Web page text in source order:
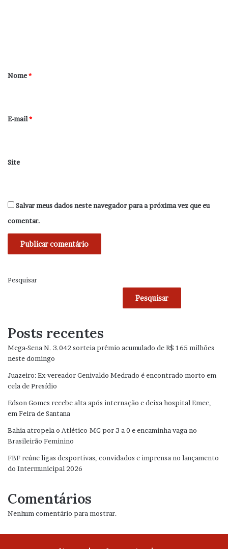
r
*
Nome*
E-mail*
Site
Salvar meus dados neste navegador para a próxima vez que eu
comentar.
Pesquisar
Pesquisar
Posts recentes
Mega-Sena N. 3.042 sorteia prêmio acumulado de R$ 165 milhões
neste domingo
Juazeiro: Ex-vereador Genivaldo Medrado é encontrado morto em
cela de Presídio
Edson Gomes recebe alta após internação e deixa hospital Emec,
em Feira de Santana
Bahia atropela o Atlético-MG por 3 a 0 e encaminha vaga no
Brasileirão Feminino
FBF reúne ligas desportivas, convidados e imprensa no lançamento
do Intermunicipal 2026
Comentários
Nenhum comentário para mostrar.